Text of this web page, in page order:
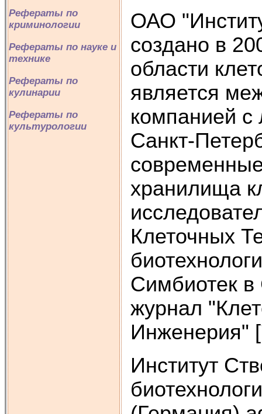
Рефераты по
криминологии
Рефераты по науке и
технике
Рефераты по
кулинарии
Рефераты по
культурологии
ОАО
создано в
области
является
компанией
Санкт-
хранилища
Клеточных
Симбиотек
журнал
Инженерия"
Институт